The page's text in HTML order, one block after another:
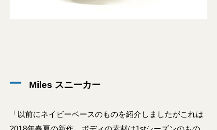
Miles スニーカー
「以前にネイビーベースのものを紹介しましたがこれは